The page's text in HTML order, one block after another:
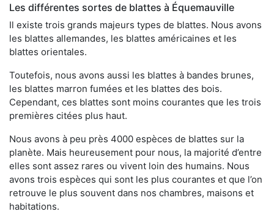
Les différentes sortes de blattes à Équemauville
Il existe trois grands majeurs types de blattes. Nous avons
les blattes allemandes, les blattes américaines et les
blattes orientales.
Toutefois, nous avons aussi les blattes à bandes brunes,
les blattes marron fumées et les blattes des bois.
Cependant, ces blattes sont moins courantes que les trois
premières citées plus haut.
Nous avons à peu près 4000 espèces de blattes sur la
planète. Mais heureusement pour nous, la majorité d’entre
elles sont assez rares ou vivent loin des humains. Nous
avons trois espèces qui sont les plus courantes et que l’on
retrouve le plus souvent dans nos chambres, maisons et
habitations.